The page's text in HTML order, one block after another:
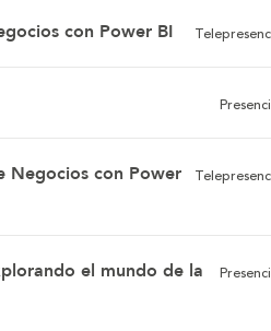
con Power BI
Negocios con Power
el mundo de la